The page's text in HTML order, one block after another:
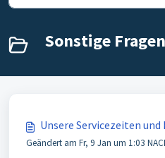
Sonstige
Unsere Servicezeiten
Geändert am Fr, 9 Jan um 1:03